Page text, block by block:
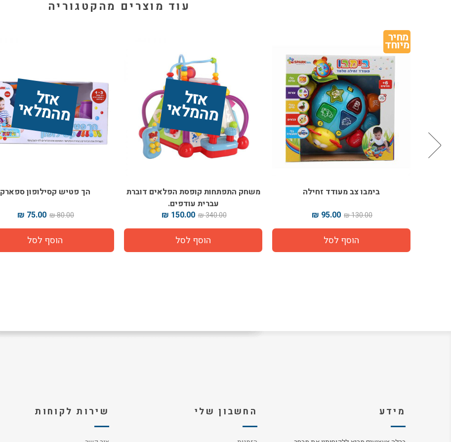
עוד מוצרים מהקטגוריה
מחיר
מיוחד
בימבו צב מעודד זחילה
130.00 ₪
95.00 ₪
אז
ל
מ
ה
מ
ל
אי
משחק התפתחות קופסת הפלאים דוברת
עברית עודפים.
340.00 ₪
150.00 ₪
אז
ל
מ
ה
מ
ל
אי
הך פטיש קסילופון ספארק
80.00 ₪
75.00 ₪
מידע החשבון שלי שירות לקוחות